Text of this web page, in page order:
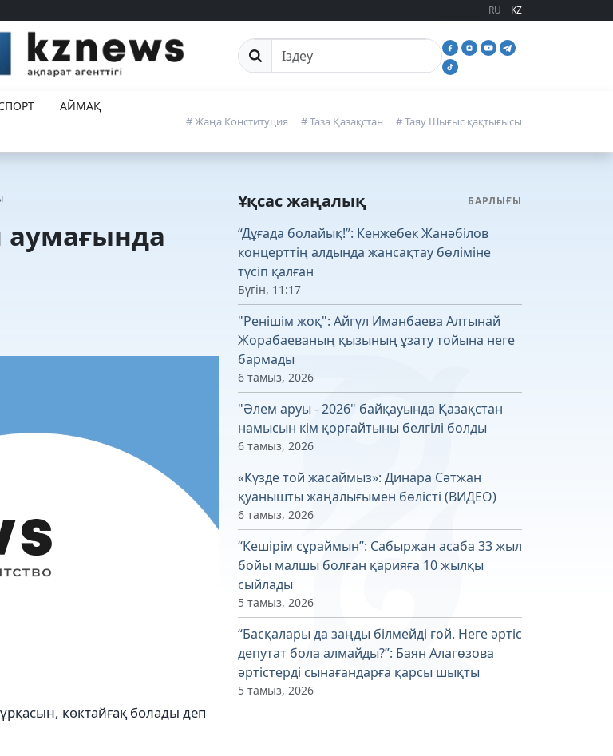
RU KZ
Сайттан іздеу
АЙМАҚ
# Жаңа Конституция # Таза Қазақстан # Таяу Шығыс қақтығысы
аумағында
көктайғақ болады деп
Ұқсас жаңалық БАРЛЫҒЫ
“Дұғада болайық!”: Кенжебек Жанәбілов
концерттің алдында жансақтау бөліміне
түсіп қалған
Бүгін, 11:17
"Ренішім жоқ": Айгүл Иманбаева Алтынай
Жорабаеваның қызының ұзату тойына неге
бармады
6 тамыз, 2026
"Әлем аруы - 2026" байқауында Қазақстан
намысын кім қорғайтыны белгілі болды
6 тамыз, 2026
«Күзде той жасаймыз»: Динара Сәтжан
қуанышты жаңалығымен бөлісті (ВИДЕО)
6 тамыз, 2026
“Кешірім сұраймын”: Сабыржан асаба 33 жыл
бойы малшы болған қарияға 10 жылқы
сыйлады
5 тамыз, 2026
“Басқалары да заңды білмейді ғой. Неге әртіс
депутат бола алмайды?”: Баян Алагөзова
әртістерді сынағандарға қарсы шықты
5 тамыз, 2026